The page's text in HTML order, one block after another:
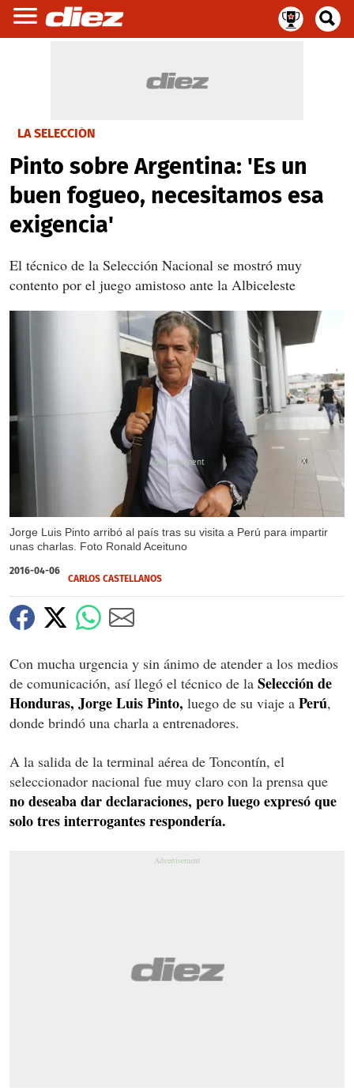
LA SELECCIÓN
Pinto sobre Argentina: 'Es un
buen fogueo, necesitamos esa
exigencia'
El técnico de la Selección Nacional se mostró muy
contento por el juego amistoso ante la Albiceleste
Jorge Luis Pinto arribó al país tras su visita a Perú para impartir
unas charlas. Foto Ronald Aceituno
X
2016-04-06
CARLOS CASTELLANOS
Con mucha urgencia y sin ánimo de atender a los medios
de comunicación, así llegó el técnico de la Selección de
Honduras, Jorge Luis Pinto, luego de su viaje a Perú,
donde brindó una charla a entrenadores.
A la salida de la terminal aérea de Toncontín, el
seleccionador nacional fue muy claro con la prensa que
no deseaba dar declaraciones, pero luego expresó que
solo tres interrogantes respondería.